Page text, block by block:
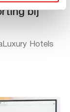
bij
Hotels